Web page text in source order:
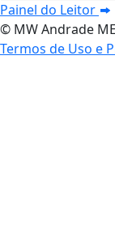
Painel do Leitor
© MW Andrade
Termos de Uso e